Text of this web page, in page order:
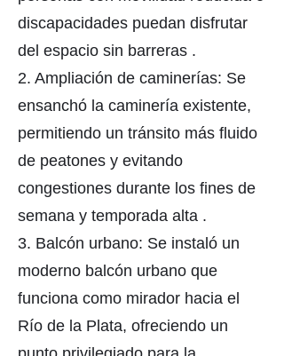
discapacidades puedan disfrutar
del espacio sin barreras .
2. Ampliación de caminerías: Se
ensanchó la caminería existente,
permitiendo un tránsito más fluido
de peatones y evitando
congestiones durante los fines de
semana y temporada alta .
3. Balcón urbano: Se instaló un
moderno balcón urbano que
funciona como mirador hacia el
Río de la Plata, ofreciendo un